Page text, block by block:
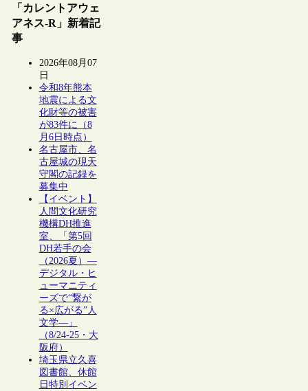
「カレントアウェ
アネス-R」新着記
事
2026年08月07
日
令和8年熊本
地震による文
化財等の被害
が83件に（8
月6日時点）
名古屋市、名
古屋城の現天
守閣の記録を
募集中
【イベント】
人間文化研究
機構DH推進
室、「第5回
DH若手の会
（2026夏）―
デジタル・ヒ
ューマニティ
ーズで“繋が
る×広がる”人
文学―」
（8/24-25・大
阪府）
埼玉県立久喜
図書館、休館
日特別イベン